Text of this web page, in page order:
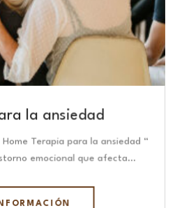
la ansiedad
Terapia para la ansiedad “
emocional que afecta…